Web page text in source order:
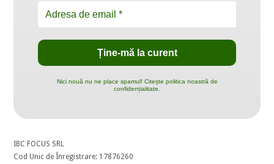
Nici nouă nu ne place spamul! Citește politica noastră de
confidențialitate.
IBC FOCUS SRL
Cod Unic de Înregistrare: 17876260